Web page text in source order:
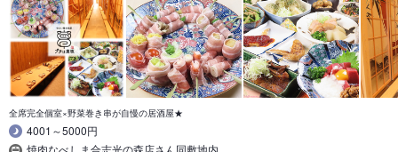
全席完全個室×野菜巻き串が自慢の居酒屋★
4001～5000円